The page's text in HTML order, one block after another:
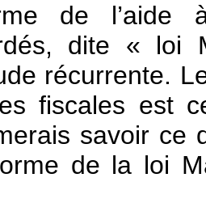
de l’aide
dite « loi
récurrente.
fiscales est
savoir
de la loi